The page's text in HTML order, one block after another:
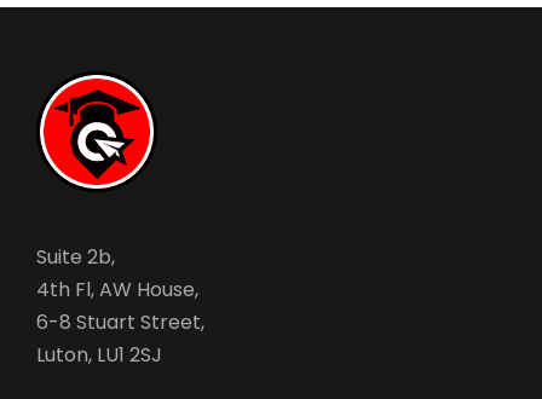
Suite 2b,
4th Fl, AW House,
6-8 Stuart Street,
Luton, LU1 2SJ